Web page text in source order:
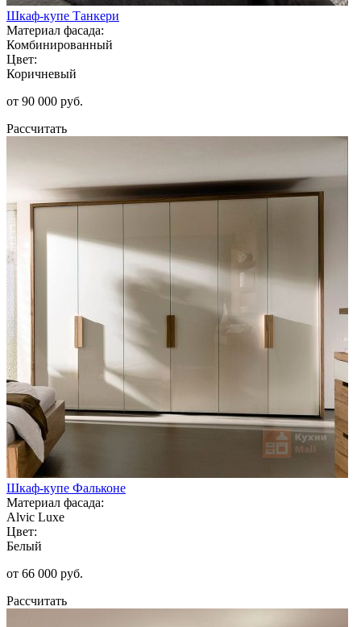
Шкаф-купе Танкери
Материал фасада:
Комбинированный
Цвет:
Коричневый
от 90 000 руб.
Рассчитать
Шкаф-купе Фальконе
Материал фасада:
Alvic Luxe
Цвет:
Белый
от 66 000 руб.
Рассчитать